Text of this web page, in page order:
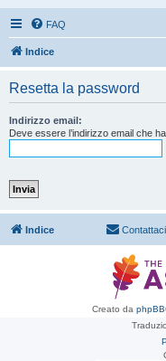
FAQ
Indice
Resetta la password
Indirizzo email:
Deve essere l’indirizzo email che
Indice Contattaci
Creato da phpBB